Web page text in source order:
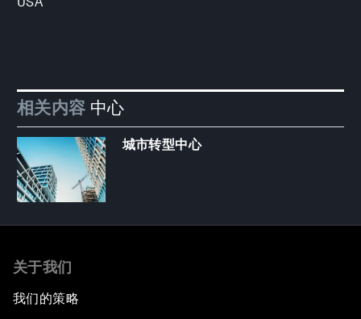
相关内容 中心
城市转型中心
关于我们
我们的策略